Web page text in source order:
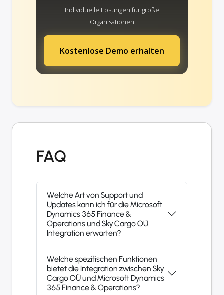
Individuelle Lösungen für große
Organisationen
Kostenlose Demo erhalten
FAQ
Welche Art von Support und
Updates kann ich für die Microsoft
Dynamics 365 Finance &
Operations und Sky Cargo OÜ
Integration erwarten?
Welche spezifischen Funktionen
bietet die Integration zwischen Sky
Cargo OÜ und Microsoft Dynamics
365 Finance & Operations?